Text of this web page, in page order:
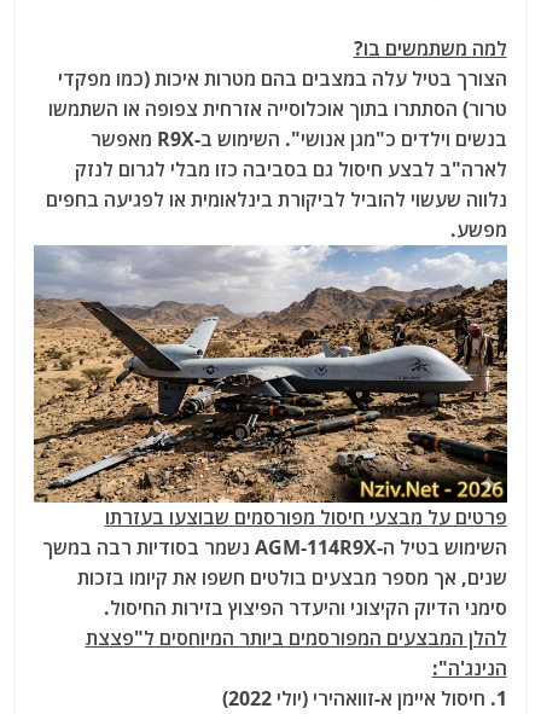
למה משתמשים בו?
הצורך בטיל עלה במצבים בהם מטרות איכות (כמו מפקדי
טרור) הסתתרו בתוך אוכלוסייה אזרחית צפופה או השתמשו
בנשים וילדים כ"מגן אנושי". השימוש ב-R9X מאפשר
לארה"ב לבצע חיסול גם בסביבה כזו מבלי לגרום לנזק
נלווה שעשוי להוביל לביקורת בינלאומית או לפגיעה בחפים
מפשע.
פרטים על מבצעי חיסול מפורסמים שבוצעו בעזרתו
השימוש בטיל ה-AGM-114R9X נשמר בסודיות רבה במשך
שנים, אך מספר מבצעים בולטים חשפו את קיומו בזכות
סימני הדיוק הקיצוני והיעדר הפיצוץ בזירות החיסול.
להלן המבצעים המפורסמים ביותר המיוחסים ל"פצצת
הנינג'ה":
1. חיסול איימן א-זוואהירי (יולי 2022)